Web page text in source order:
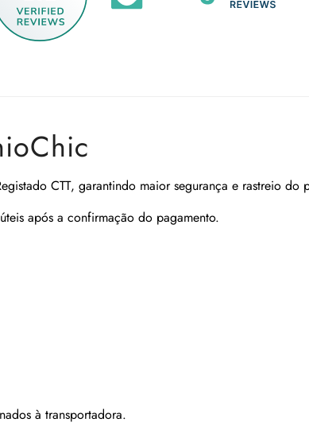
CTT, garantindo maior segurança e rastreio do
após a confirmação do pagamento.
à transportadora.